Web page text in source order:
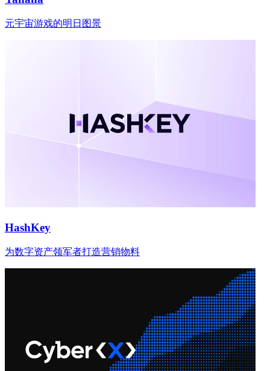
元宇宙游戏的明日图景
HashKey
为数字资产领军者打造营销物料